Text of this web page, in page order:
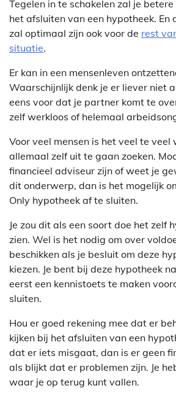
Tegelen in te schakelen zal je
het afsluiten van een hypotheek. En
zal optimaal zijn ook voor de rest
situatie.
Er kan in een mensenleven
Waarschijnlijk denk je er liever niet
eens voor dat je partner komt te
zelf werkloos of helemaal
Voor veel mensen is het veel te veel
allemaal zelf uit te gaan zoeken.
financieel adviseur zijn of weet je
dit onderwerp, dan is het mogelijk
Only hypotheek af te sluiten.
Je zou dit als een soort doe het zelf
zien. Wel is het nodig om over
beschikken als je besluit om deze
kiezen. Je bent bij deze hypotheek
eerst een kennistoets te maken
sluiten.
Hou er goed rekening mee dat er
kijken bij het afsluiten van een
dat er iets misgaat, dan is er geen
als blijkt dat er problemen zijn. Je
waar je op terug kunt vallen.